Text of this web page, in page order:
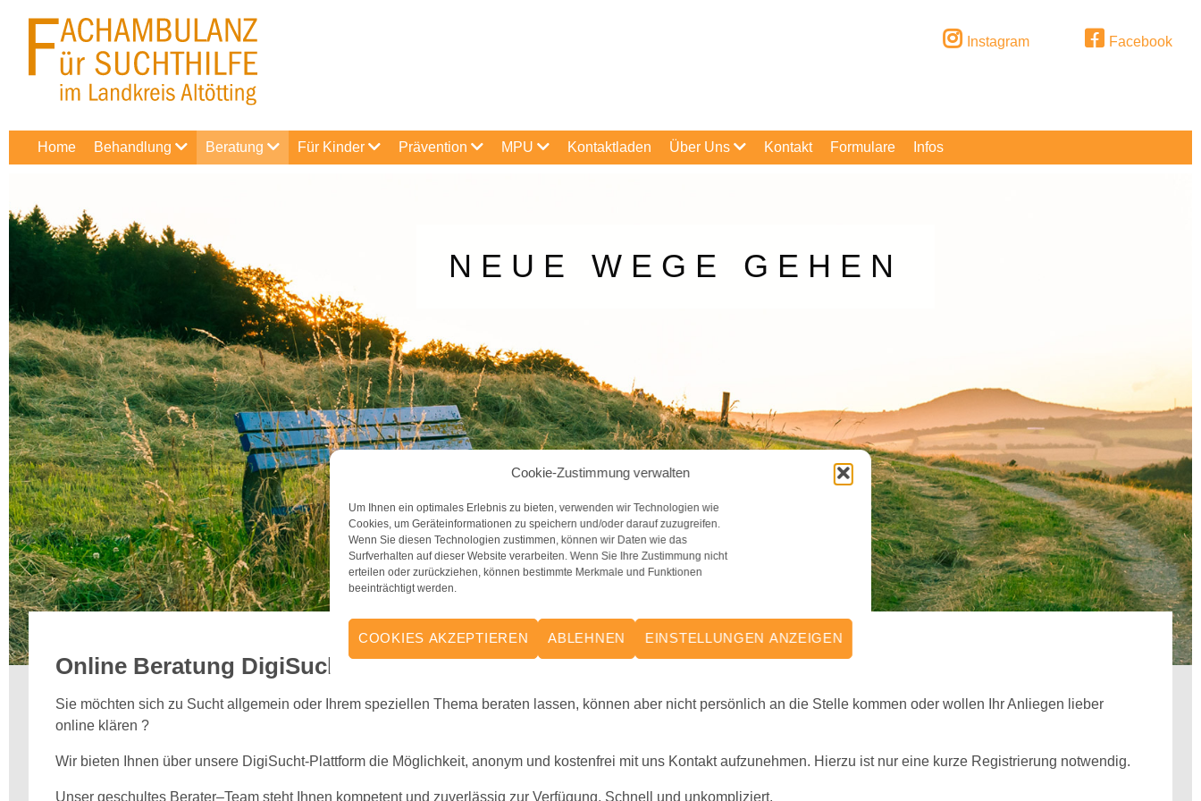
Cookie-Zustimmung verwalten
Um Ihnen ein optimales Erlebnis zu bieten, verwenden wir Technologien wie
Cookies, um Geräteinformationen zu speichern und/oder darauf zuzugreifen.
Wenn Sie diesen Technologien zustimmen, können wir Daten wie das
Surfverhalten auf dieser Website verarbeiten. Wenn Sie Ihre Zustimmung nicht
erteilen oder zurückziehen, können bestimmte Merkmale und Funktionen
beeinträchtigt werden.
COOKIES AKZEPTIEREN ABLEHNEN EINSTELLUNGEN ANZEIGEN
Instagram Facebook
Home Behandlung Beratung Für Kinder Prävention MPU Kontaktladen Über Uns Kontakt Formulare Infos
NEUE WEGE GEHEN
Online Beratung DigiSucht
Sie möchten sich zu Sucht allgemein oder Ihrem speziellen Thema beraten lassen, können aber nicht persönlich an die Stelle kommen oder wollen Ihr Anliegen lieber
online klären ?
Wir bieten Ihnen über unsere DigiSucht-Plattform die Möglichkeit, anonym und kostenfrei mit uns Kontakt aufzunehmen. Hierzu ist nur eine kurze Registrierung notwendig.
Unser geschultes Berater–Team steht Ihnen kompetent und zuverlässig zur Verfügung. Schnell und unkompliziert.